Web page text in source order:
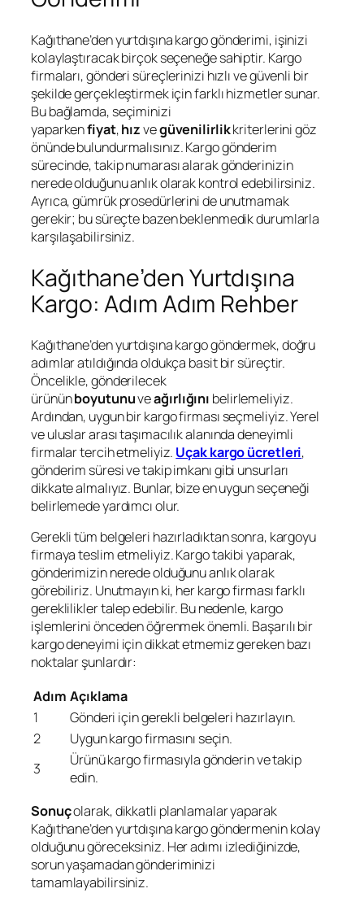
Kağıthane’den yurtdışına kargo gönderimi, işinizi
kolaylaştıracak birçok seçeneğe sahiptir. Kargo
firmaları, gönderi süreçlerinizi hızlı ve güvenli bir
şekilde gerçekleştirmek için farklı hizmetler sunar.
Bu bağlamda, seçiminizi
yaparkenfiyat,hızvegüvenilirlikkriterlerini göz
önünde bulundurmalısınız. Kargo gönderim
sürecinde, takip numarası alarak gönderinizin
nerede olduğunu anlık olarak kontrol edebilirsiniz.
Ayrıca, gümrük prosedürlerini de unutmamak
gerekir; bu süreçte bazen beklenmedik durumlarla
karşılaşabilirsiniz.
Kağıthane’den Yurtdışına
Kargo: Adım Adım Rehber
Kağıthane’den yurtdışına kargo göndermek, doğru
adımlar atıldığında oldukça basit bir süreçtir.
Öncelikle, gönderilecek
ürününboyutunuveağırlığını belirlemeliyiz.
Ardından, uygun bir kargo firması seçmeliyiz. Yerel
ve uluslar arası taşımacılık alanında deneyimli
firmalar tercih etmeliyiz. Uçak kargo ücretleri,
gönderim süresi ve takip imkanı gibi unsurları
dikkate almalıyız. Bunlar, bize en uygun seçeneği
belirlemede yardımcı olur.
Gerekli tüm belgeleri hazırladıktan sonra, kargoyu
firmaya teslim etmeliyiz. Kargo takibi yaparak,
gönderimizin nerede olduğunu anlık olarak
görebiliriz. Unutmayın ki, her kargo firması farklı
gereklilikler talep edebilir. Bu nedenle, kargo
işlemlerini önceden öğrenmek önemli. Başarılı bir
kargo deneyimi için dikkat etmemiz gereken bazı
noktalar şunlardır:
Adım Açıklama
1
Gönderi için gerekli belgeleri hazırlayın.
2
Uygun kargo firmasını seçin.
3
Ürünü kargo firmasıyla gönderin ve takip
edin.
Sonuçolarak, dikkatli planlamalar yaparak
Kağıthane’den yurtdışına kargo göndermenin kolay
olduğunu göreceksiniz. Her adımı izlediğinizde,
sorun yaşamadan gönderiminizi
tamamlayabilirsiniz.